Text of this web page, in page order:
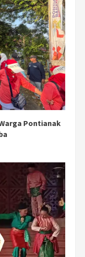
Pontianak